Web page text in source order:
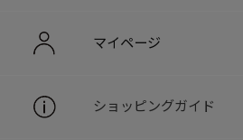
マイページ
ショッピングガイド